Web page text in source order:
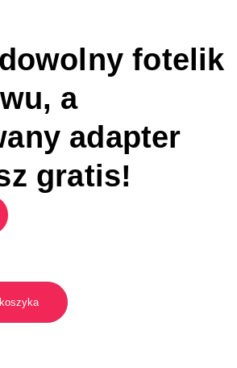
fotelik
a
adapter
gratis!